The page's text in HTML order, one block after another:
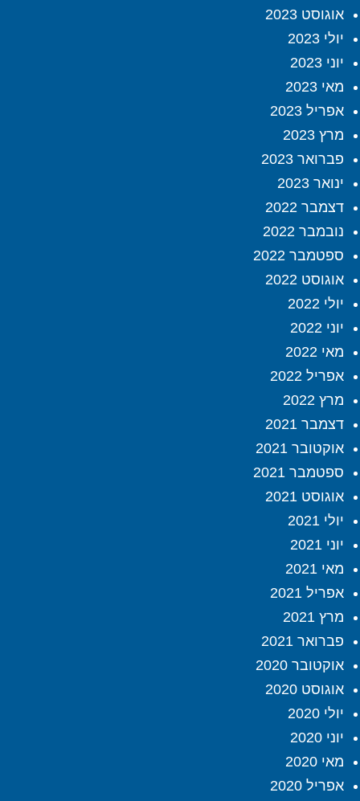
אוגוסט 2023
יולי 2023
יוני 2023
מאי 2023
אפריל 2023
מרץ 2023
פברואר 2023
ינואר 2023
דצמבר 2022
נובמבר 2022
ספטמבר 2022
אוגוסט 2022
יולי 2022
יוני 2022
מאי 2022
אפריל 2022
מרץ 2022
דצמבר 2021
אוקטובר 2021
ספטמבר 2021
אוגוסט 2021
יולי 2021
יוני 2021
מאי 2021
אפריל 2021
מרץ 2021
פברואר 2021
אוקטובר 2020
אוגוסט 2020
יולי 2020
יוני 2020
מאי 2020
אפריל 2020